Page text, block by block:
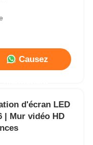
Causez
d'écran LED
| Mur vidéo HD